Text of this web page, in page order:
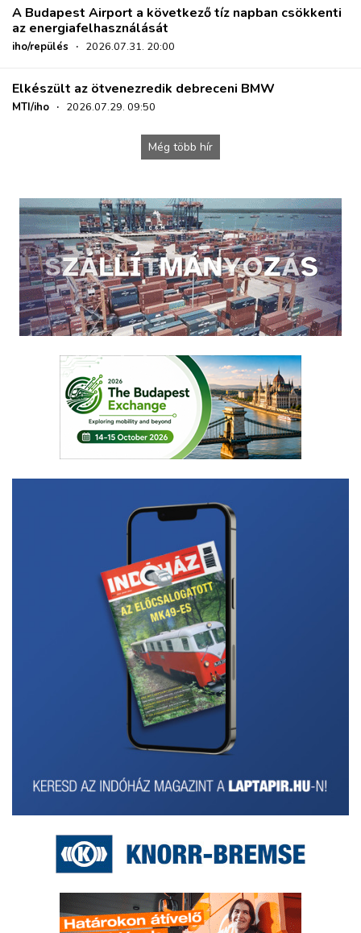
A Budapest Airport a következő tíz napban csökkenti
az energiafelhasználását
iho/repülés · 2026.07.31. 20:00
Elkészült az ötvenezredik debreceni BMW
MTI/iho · 2026.07.29. 09:50
Még több hír